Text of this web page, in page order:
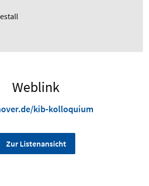
Weblink
kib-kolloquium
Zur Listenansicht